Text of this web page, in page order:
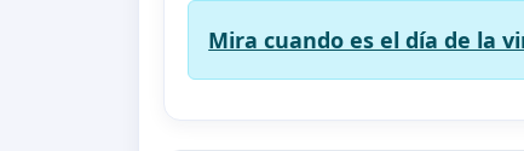
Mira cuando es el día de la